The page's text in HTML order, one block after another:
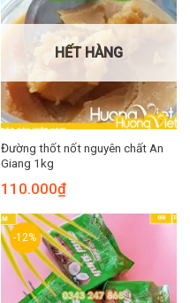
HẾT HÀNG
Đường thốt nốt nguyên chất An
Giang 1kg
110.000₫
-12%